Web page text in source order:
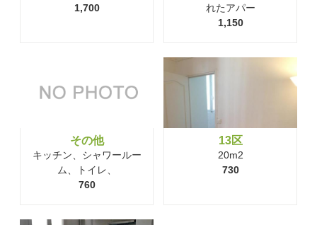
1,700
れたアパー
1,150
その他
キッチン、シャワールー
ム、トイレ、
760
13区
20m2
730